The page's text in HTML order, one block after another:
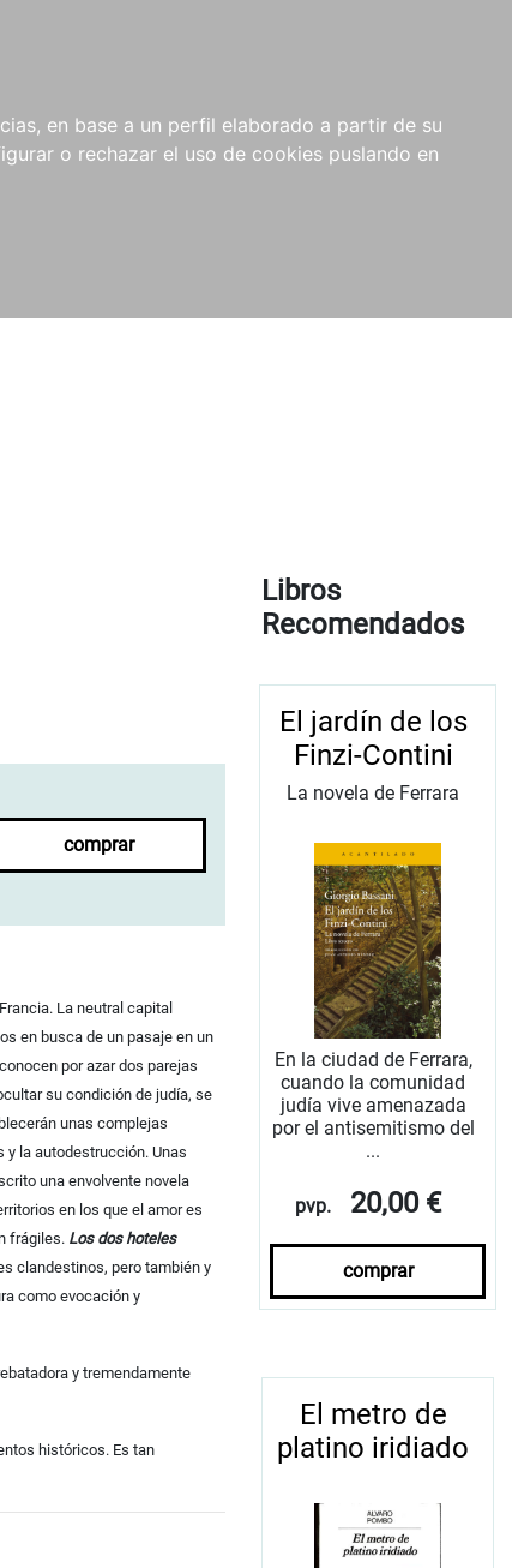
en base a un perfil elaborado a partir de su
o rechazar el uso de cookies puslando en
comprar
La neutral capital
en busca de un pasaje en un
por azar dos parejas
su condición de judía, se
unas complejas
y la autodestrucción. Unas
una envolvente novela
en los que el amor es
frágiles. Los dos hoteles
clandestinos, pero también y
como evocación y
y tremendamente
históricos. Es tan
Libros
Recomendados
El jardín de los
Finzi-Contini
La novela de Ferrara
En la ciudad de Ferrara,
cuando la comunidad
judía vive amenazada
por el antisemitismo del
...
pvp. 20,00 €
comprar
El metro de
platino iridiado